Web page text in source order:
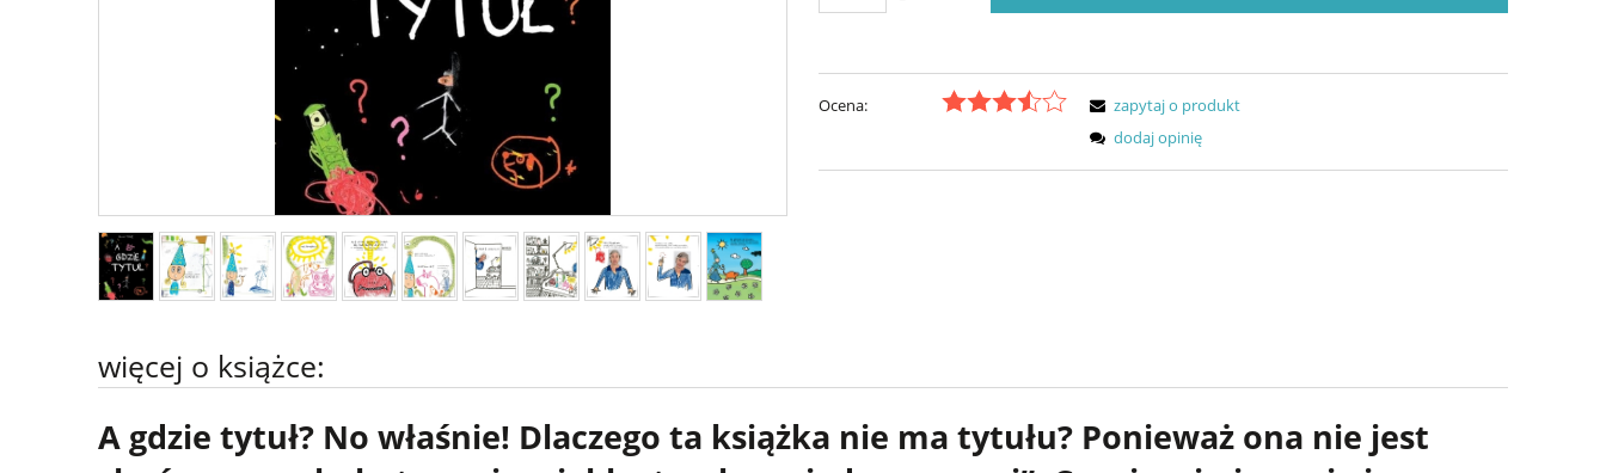
Ocena:
zapytaj o produkt
dodaj opinię
więcej o książce:
A gdzie tytuł? No właśnie! Dlaczego ta książka nie ma tytułu? Ponieważ ona nie jest